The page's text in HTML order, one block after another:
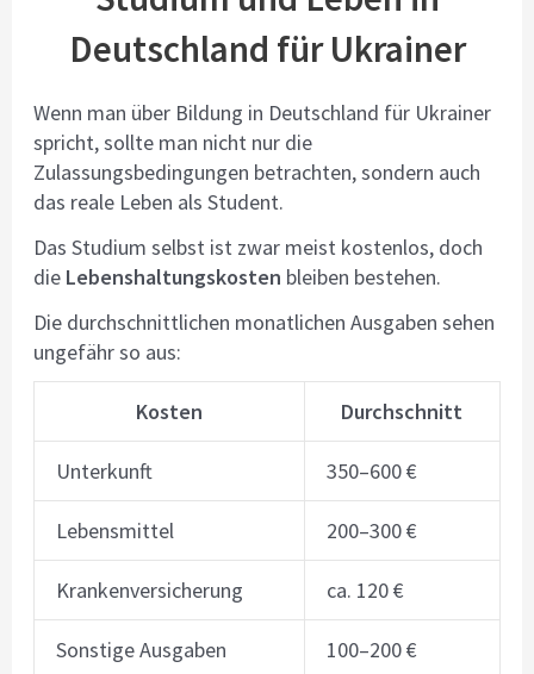
Deutschland für Ukrainer
Wenn man über Bildung in Deutschland für Ukrainer
spricht, sollte man nicht nur die
Zulassungsbedingungen betrachten, sondern auch
das reale Leben als Student.
Das Studium selbst ist zwar meist kostenlos, doch
die Lebenshaltungskosten bleiben bestehen.
Die durchschnittlichen monatlichen Ausgaben sehen
ungefähr so aus:
Kosten Durchschnitt
Unterkunft 350–600 €
Lebensmittel 200–300 €
Krankenversicherung ca. 120 €
Sonstige Ausgaben 100–200 €